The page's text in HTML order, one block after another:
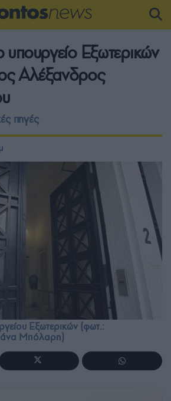
Εξωτερικών
Αλέξανδρος
πηγές
Εξωτερικών (φωτ.:
Μπόλαρη)